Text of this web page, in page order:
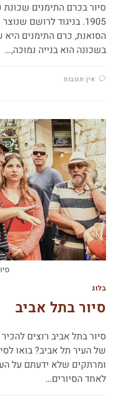
סיור בכרם התימנים
1905. בניגוד לרושם
הסואנת, כרם התימנים היא
בשכונה הוא בנייה נמוכה,…
אין תגובות
בלוג
סיור בתל אביב
סיור בתל אביב רוצים
של העיר תל אביב? בואו
ומרתקים שלא ידעתם על
לאחד הסיורים…